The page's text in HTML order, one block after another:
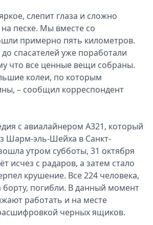
слепит глаза и сложно
песке. Мы вместе со
примерно пять километров.
спасателей уже поработали
что все ценные вещи собраны.
колеи, по которым
– сообщил корреспондент
с авиалайнером А321, который
Шарм-эль-Шейха в Санкт-
утром субботы, 31 октября
исчез с радаров, а затем стало
крушение. Все 224 человека,
погибли. В данный момент
работать и на месте
черных ящиков.